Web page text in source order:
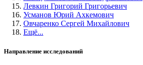
Левкин Григорий Григорьевич
Усманов Юрий Ахкемович
Овчаренко Сергей Михайлович
Ещё...
Направление исследований